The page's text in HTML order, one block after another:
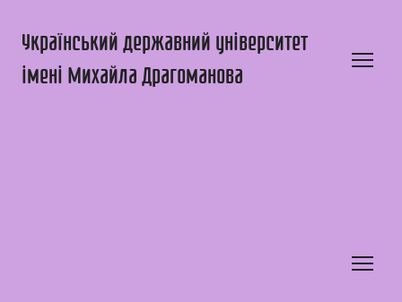
Український державний університет
імені Михайла Драгоманова